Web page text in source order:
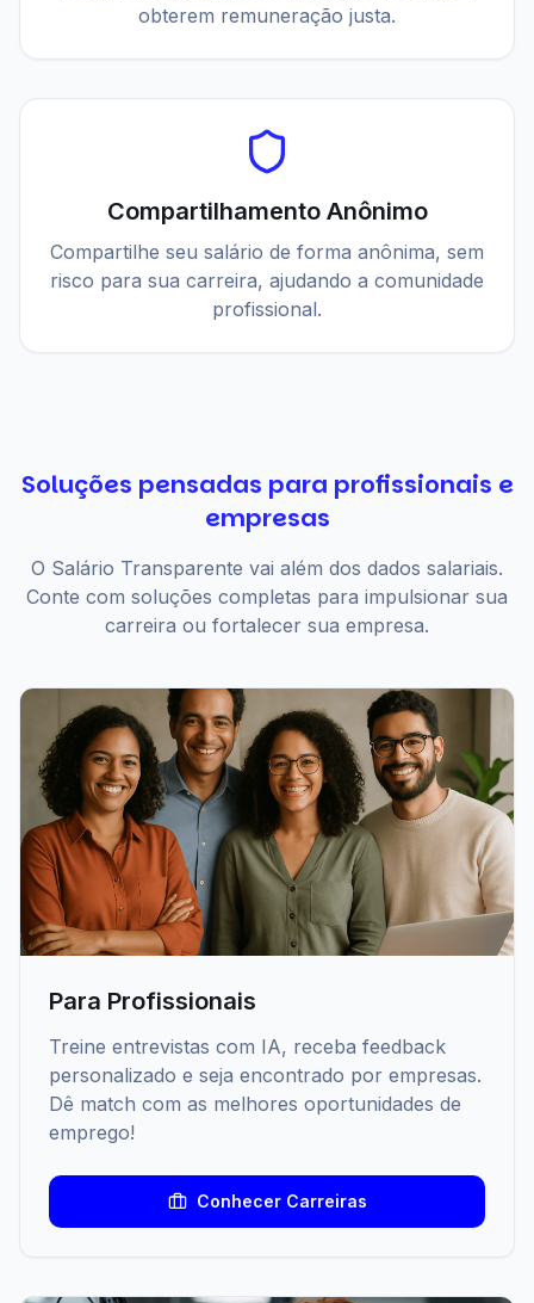
obterem remuneração justa.
Compartilhamento Anônimo
Compartilhe seu salário de forma anônima, sem
risco para sua carreira, ajudando a comunidade
profissional.
Soluções pensadas para profissionais e
empresas
O Salário Transparente vai além dos dados salariais.
Conte com soluções completas para impulsionar sua
carreira ou fortalecer sua empresa.
Para Profissionais
Treine entrevistas com IA, receba feedback
personalizado e seja encontrado por empresas.
Dê match com as melhores oportunidades de
emprego!
Conhecer Carreiras